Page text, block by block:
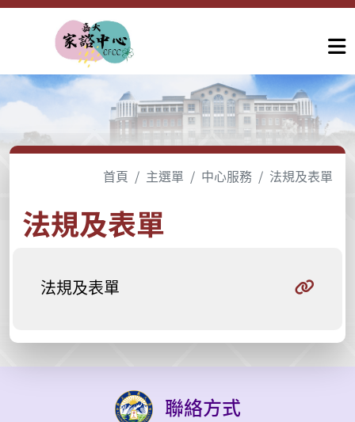
首頁 主選單 中心服務 法規及表單
法規及表單
法規及表單
聯絡方式